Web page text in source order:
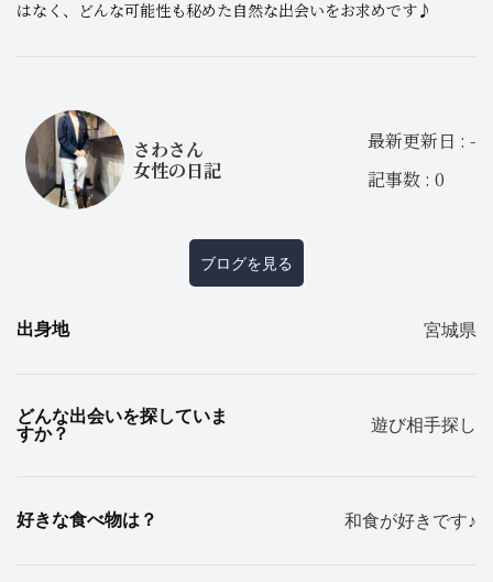
はなく、どんな可能性も秘めた自然な出会いをお求めです♪
さわさん
女性の日記
最新更新日 : -
記事数 : 0
ブログを見る
出身地 宮城県
どんな出会いを探していま
すか？
遊び相手探し
好きな食べ物は？ 和食が好きです♪